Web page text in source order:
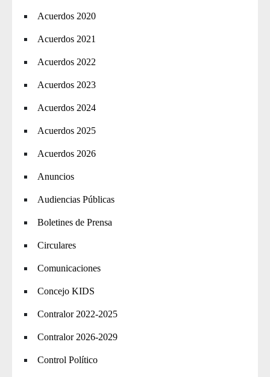
Acuerdos 2020
Acuerdos 2021
Acuerdos 2022
Acuerdos 2023
Acuerdos 2024
Acuerdos 2025
Acuerdos 2026
Anuncios
Audiencias Públicas
Boletines de Prensa
Circulares
Comunicaciones
Concejo KIDS
Contralor 2022-2025
Contralor 2026-2029
Control Político